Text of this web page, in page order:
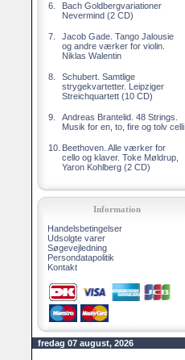
6.
Bach Goldbergvariationer
Nevermind (2 CD)
7.
Jacob Gade. Tango Jalousie
og andre værker for violin.
Niklas Walentin
8.
Schubert. Samtlige
strygekvartetter. Leipziger
Streichquartett (10 CD)
9.
Andreas Brantelid. 48 Strings.
Musik for en, to, fire og tolv celli
10. Beethoven. Alle værker for
cello og klaver. Toke Møldrup,
Yaron Kohlberg (2 CD)
Information
Handelsbetingelser
Udsolgte varer
Søgevejledning
Persondatapolitik
Kontakt
fredag 07 august, 2026